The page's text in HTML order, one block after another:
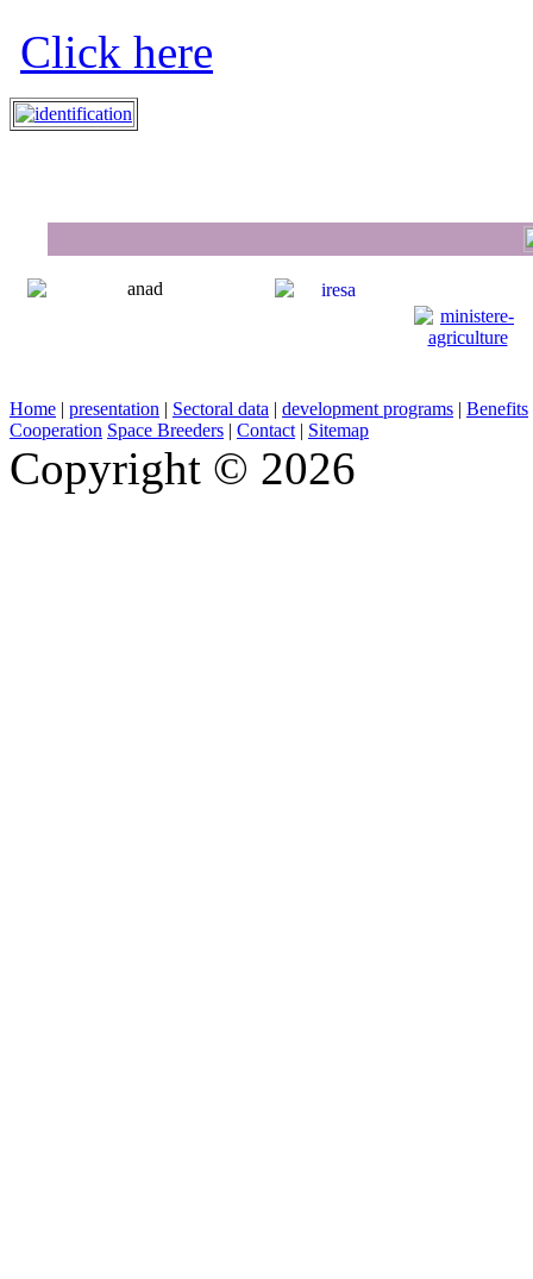
Click here
Home | presentation | Sectoral data | development programs | Benefits
Cooperation Space Breeders | Contact | Sitemap
Copyright © 2026